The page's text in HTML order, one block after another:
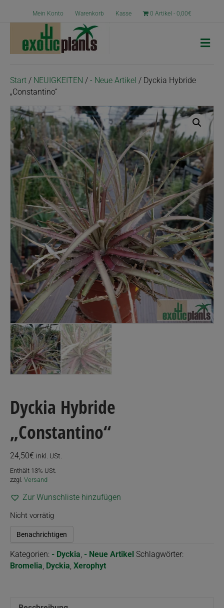
Mein Konto Warenkorb Kasse 0 Artikel 0,00€
N
a
i
o
n
Start / NEUIGKEITEN / - Neue Artikel / Dyckia Hybride
„Constantino“
Dyckia Hybride
„Constantino“
24,50€ inkl. USt.
Enthält 13% USt.
zzgl. Versand
Zur Wunschliste hinzufügen
Nicht vorrätig
Benachrichtigen
Kategorien: - Dyckia, - Neue Artikel Schlagwörter:
Bromelia, Dyckia, Xerophyt